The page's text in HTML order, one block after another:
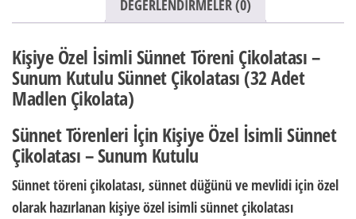
DEĞERLENDIRMELER (0)
Kişiye Özel İsimli Sünnet Töreni Çikolatası –
Sunum Kutulu Sünnet Çikolatası (32 Adet
Madlen Çikolata)
Sünnet Törenleri İçin Kişiye Özel İsimli Sünnet
Çikolatası – Sunum Kutulu
Sünnet töreni çikolatası, sünnet düğünü ve mevlidi için özel
olarak hazırlanan kişiye özel isimli sünnet çikolatası